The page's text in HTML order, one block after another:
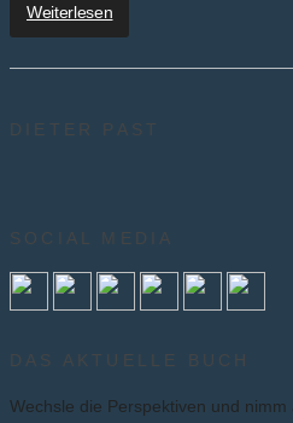
Weiterlesen
DIETER PAST
SOCIAL MEDIA
DAS AKTUELLE BUCH
Wechsle die Perspektiven und